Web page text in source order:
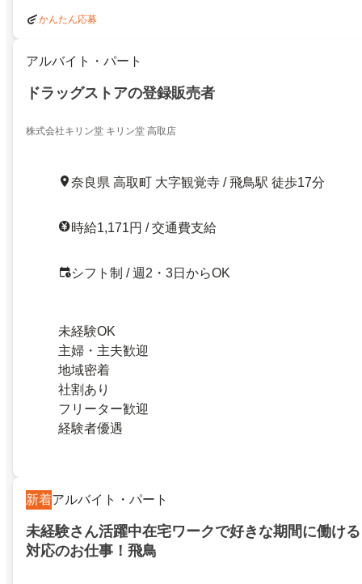
かんたん応募
アルバイト・パート
ドラッグストアの登録販売者
株式会社キリン堂 キリン堂 高取店
奈良県 高取町 大字観覚寺 / 飛鳥駅 徒歩17分
時給1,171円 / 交通費支給
シフト制 / 週2・3日からOK
未経験OK
主婦・主夫歓迎
地域密着
社割あり
フリーター歓迎
経験者優遇
新着アルバイト・パート
未経験さん活躍中在宅ワークで好きな期間に働け
対応のお仕事！飛鳥